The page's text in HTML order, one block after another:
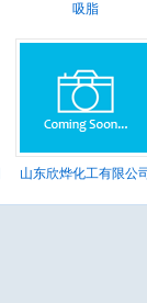
吸脂
山东欣烨化工有限公